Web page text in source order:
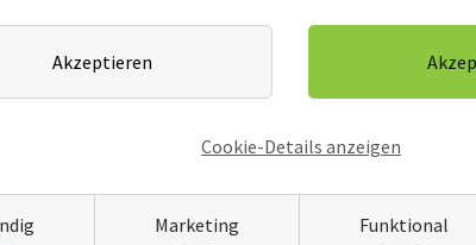
Marketing Funktional
Cookie-Details anzeigen